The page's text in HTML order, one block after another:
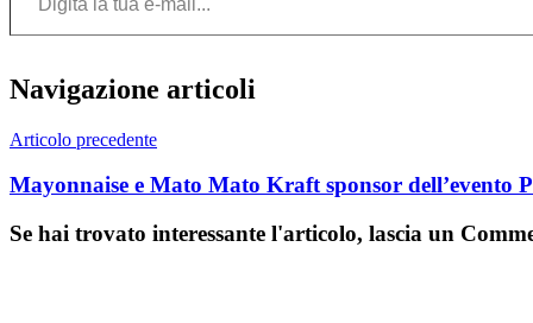
Navigazione articoli
Articolo precedente
Mayonnaise e Mato Mato Kraft sponsor dell’evento
Se hai trovato interessante l'articolo, lascia un